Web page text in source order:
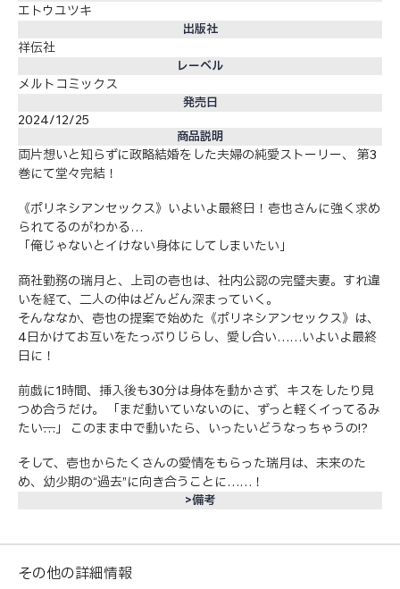
エトウユツキ
出版社
祥伝社
レーベル
メルトコミックス
発売日
2024/12/25
商品説明
両片想いと知らずに政略結婚をした夫婦の純愛ストーリー、 第3
巻にて堂々完結！
《ポリネシアンセックス》いよいよ最終日！壱也さんに強く求め
られてるのがわかる…
「俺じゃないとイけない身体にしてしまいたい」
商社勤務の瑞月と、上司の壱也は、社内公認の完璧夫妻。すれ違
いを経て、二人の仲はどんどん深まっていく。
そんななか、壱也の提案で始めた《ポリネシアンセックス》は、
4日かけてお互いをたっぷりじらし、愛し合い……いよいよ最終
日に！
前戯に1時間、挿入後も30分は身体を動かさず、キスをしたり見
つめ合うだけ。 「まだ動いていないのに、ずっと軽くイってるみ
たい──…」 このまま中で動いたら、いったいどうなっちゃうの!?
そして、壱也からたくさんの愛情をもらった瑞月は、未来のた
め、幼少期の“過去”に向き合うことに……！
>備考
その他の詳細情報